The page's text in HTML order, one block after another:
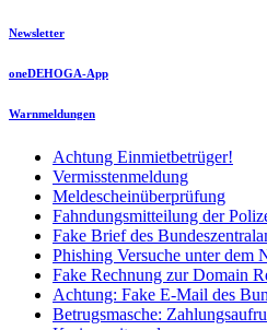
Newsletter
oneDEHOGA-App
Warnmeldungen
Achtung Einmietbetrüger!
Vermisstenmeldung
Meldescheinüberprüfung
Fahndungsmitteilung der
Fake Brief des
Phishing Versuche unter dem
Fake Rechnung zur Domain
Achtung: Fake E-Mail des
Betrugsmasche: